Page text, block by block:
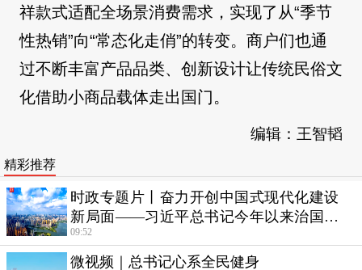
祥款式适配全场景消费需求，实现了从“季节
性热销”向“常态化走俏”的转变。商户们也通
过不断丰富产品品类、创新设计让传统民俗文
化借助小商品载体走出国门。
编辑：王智韬
精彩推荐